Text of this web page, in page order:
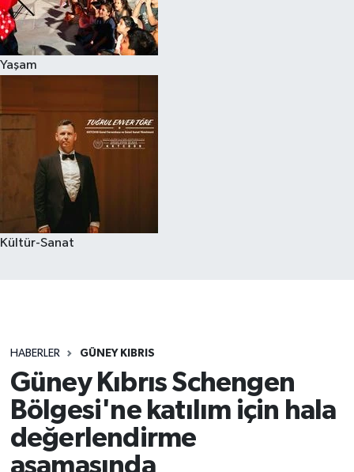
Yaşam
Kültür-Sanat
HABERLER GÜNEY KIBRIS
Güney Kıbrıs Schengen
Bölgesi'ne katılım için hala
değerlendirme
aşamasında